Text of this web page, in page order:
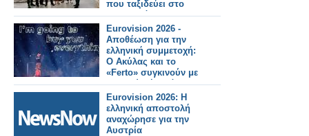
που ταξιδεύει στο
εξωτερικό
Eurovision 2026 -
Αποθέωση για την
ελληνική συμμετοχή:
Ο Ακύλας και το
«Ferto» συγκινούν με
το βαθύ μήνυμά τους
Eurovision 2026: Η
ελληνική αποστολή
αναχώρησε για την
Αυστρία